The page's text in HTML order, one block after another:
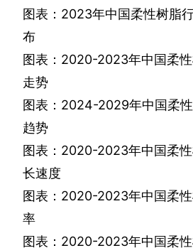
图表： 2023年中国柔性树脂
布
图表： 2020-2023年中国柔
走势
图表： 2024-2029年中国柔
趋势
图表： 2020-2023年中国柔
长速度
图表： 2020-2023年中国柔
率
图表： 2020-2023年中国柔